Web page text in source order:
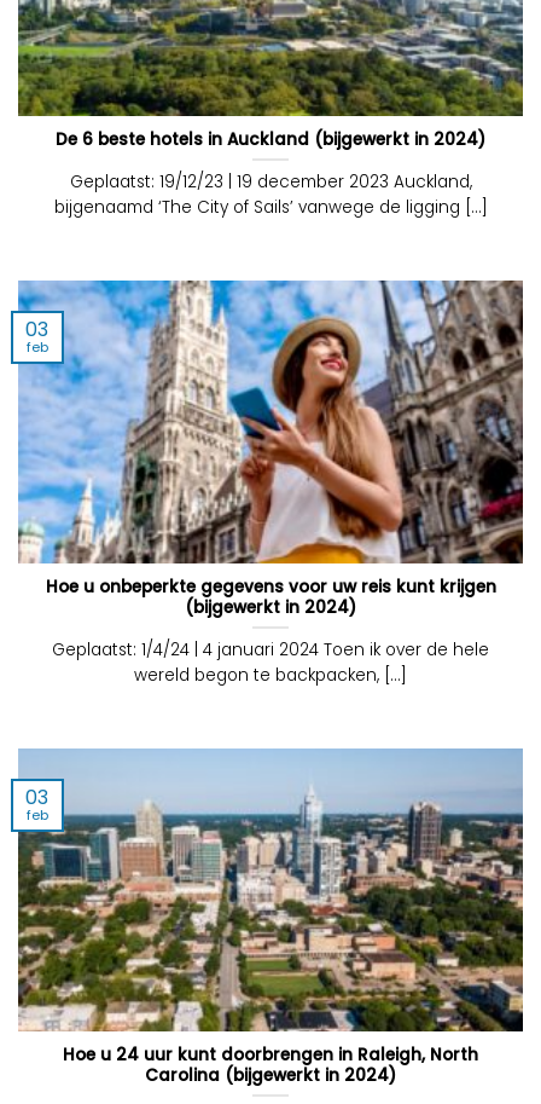
De 6 beste hotels in Auckland (bijgewerkt in 2024)
Geplaatst: 19/12/23 | 19 december 2023 Auckland,
bijgenaamd ‘The City of Sails’ vanwege de ligging [...]
Hoe u onbeperkte gegevens voor uw reis kunt krijgen
(bijgewerkt in 2024)
Geplaatst: 1/4/24 | 4 januari 2024 Toen ik over de hele
wereld begon te backpacken, [...]
03
feb
Hoe u 24 uur kunt doorbrengen in Raleigh, North
Carolina (bijgewerkt in 2024)
03
feb